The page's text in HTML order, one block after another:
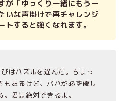
が「ゆっくり一緒にもう一
いな声掛けで再チャレンジ
トすると強くなれます。
はパズルを選んだ。ちょっ
もあるけど、パパが必ず優し
君は絶対できるよ。